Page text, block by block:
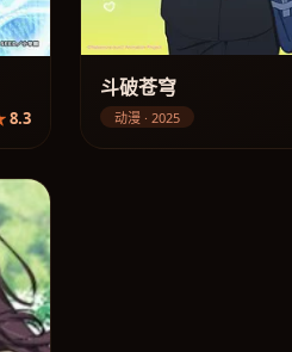
8.3
斗破苍穹
动漫 · 2025